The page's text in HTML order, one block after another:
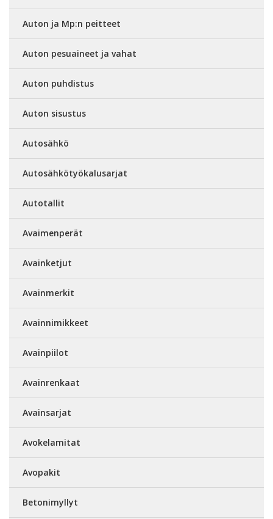
Auton ja Mp:n peitteet
Auton pesuaineet ja vahat
Auton puhdistus
Auton sisustus
Autosähkö
Autosähkötyökalusarjat
Autotallit
Avaimenperät
Avainketjut
Avainmerkit
Avainnimikkeet
Avainpiilot
Avainrenkaat
Avainsarjat
Avokelamitat
Avopakit
Betonimyllyt